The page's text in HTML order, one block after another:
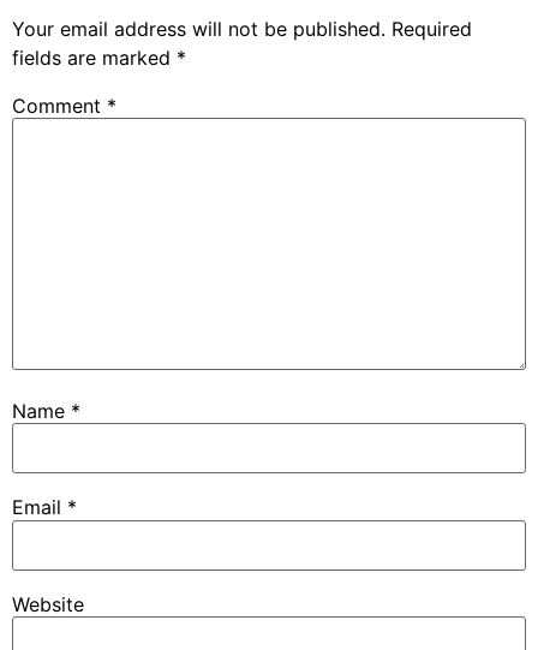
Your email address will not be published. Required
fields are marked *
Comment *
Name *
Email *
Website